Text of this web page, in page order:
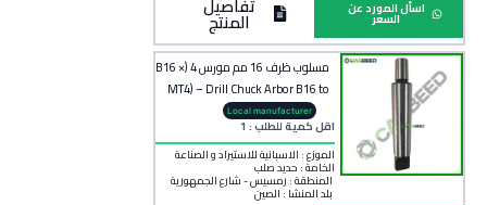
اسأل المورد عن
السعر المنتج
مسلوب ظرف 16 مم مورس 4 (B16 ×
MT4) – Drill Chuck Arbor B16 to
MT4 – 16 mm
Local manufacturer
اقل كمية للطلب : 1
الموزع : الاسبانية للاستيراد و الصناعة
الخامة : حديد صلب
المنطقة : رمسيس - شارع الجمهورية
بلد المنشأ :الصين